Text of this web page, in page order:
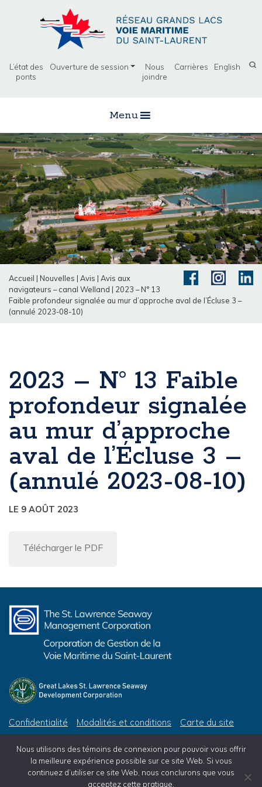
L’état des
ponts
Ouverture de session
Nous
joindre
Carrières English
Menu
Accueil | Nouvelles | Avis | Avis aux
navigateurs – canal Welland | 2023 – N° 13
Faible profondeur signalée au mur d’approche aval de l’Écluse 3 –
(annulé 2023-08-10)
2023 – N° 13 Faible
profondeur signalée
au mur d’approche
aval de l’Écluse 3 –
(annulé 2023-08-10)
LE 9 AOÛT 2023
Télécharger le PDF
Confidentialité Modalités et conditions Carte du site
© 2026 Great Lakes St. Lawrence Seaway Development Corporation, All Rights Reserved
Nous utilisons des témoins de connexion pour pouvoir vous offrir
la meilleure expérience possible sur ce site Web. Si vous
continuez d’utiliser ce site Web, nous conclurons que vous
acceptez cette pratique.